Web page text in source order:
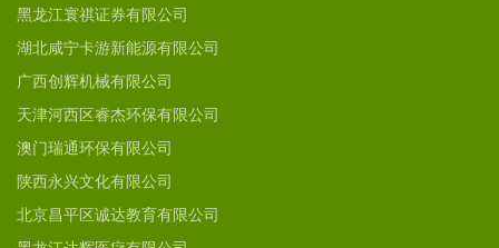
黑龙江寰祺证券有限公司
湖北咸宁卡游新能源有限公司
广西创辉机械有限公司
天津河西区睿杰环保有限公司
澳门瑞通环保有限公司
陕西永兴文化有限公司
北京昌平区诚达教育有限公司